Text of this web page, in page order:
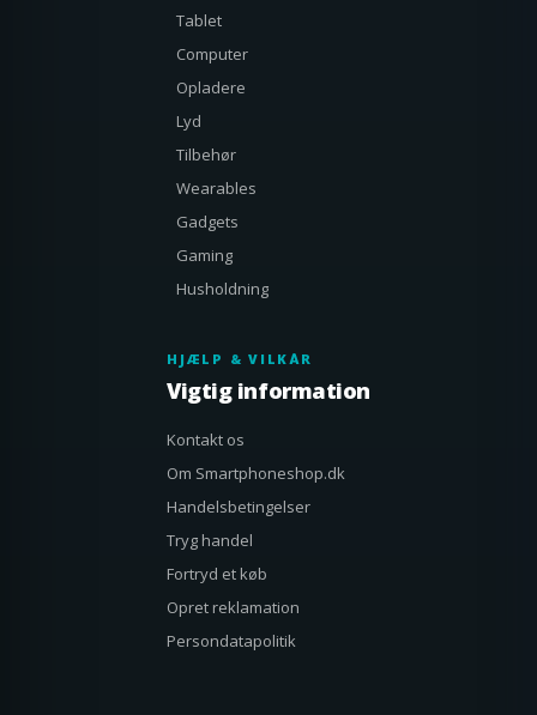
Tablet
Computer
Opladere
Lyd
Tilbehør
Wearables
Gadgets
Gaming
Husholdning
HJÆLP & VILKÅR
Vigtig information
Kontakt os
Om Smartphoneshop.dk
Handelsbetingelser
Tryg handel
Fortryd et køb
Opret reklamation
Persondatapolitik